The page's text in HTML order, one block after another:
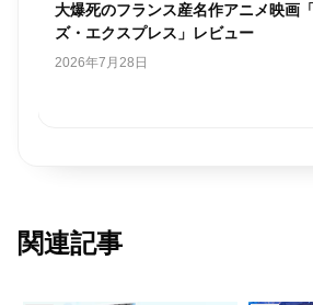
大爆死のフランス産名作アニメ映画
ズ・エクスプレス」レビュー
2026年7月28日
関連記事